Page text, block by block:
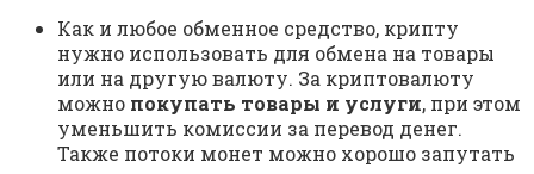
Как и любое обменное средство, крипту
нужно использовать для обмена на товары
или на другую валюту. За криптовалюту
можно покупать товары и услуги, при этом
уменьшить комиссии за перевод денег.
Также потоки монет можно хорошо запутать